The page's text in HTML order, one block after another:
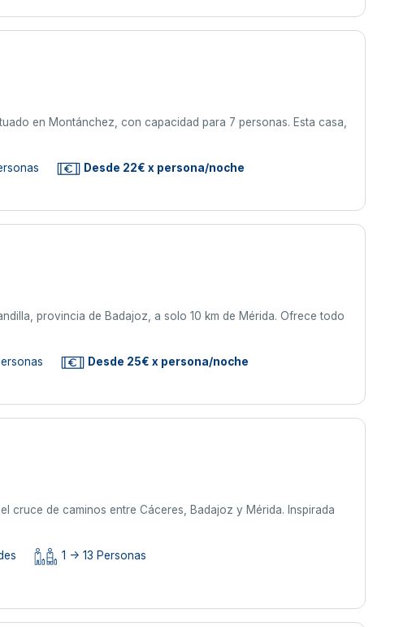
en Montánchez, con capacidad para 7 personas. Esta casa,
Desde 22€ x persona/noche
provincia de Badajoz, a solo 10 km de Mérida. Ofrece todo
Desde 25€ x persona/noche
cruce de caminos entre Cáceres, Badajoz y Mérida. Inspirada
1 -> 13 Personas